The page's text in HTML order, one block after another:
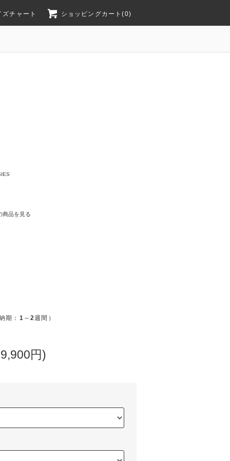
チャート ショッピングカート(0)
商品を見る
期： 1 ～2週間）
円)